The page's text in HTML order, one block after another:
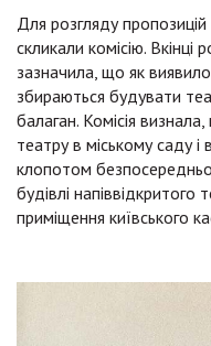
Для розгляду
скликали комісію.
зазначила, що як
збираються будувати
балаган. Комісія
театру в міському саду
клопотом безпосередньо
будівлі напіввідкритого
приміщення